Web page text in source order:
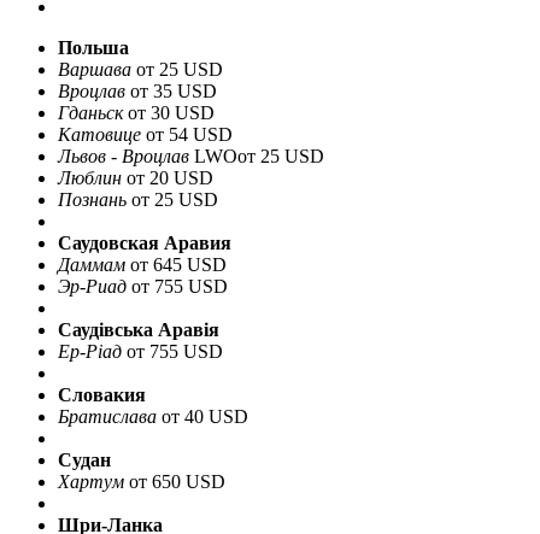
Польша
Варшава от 25 USD
Вроцлав от 35 USD
Гданьск от 30 USD
Катовице от 54 USD
Львов - Вроцлав LWOот 25 USD
Люблин от 20 USD
Познань от 25 USD
Саудовская Аравия
Даммам от 645 USD
Эр-Риад от 755 USD
Саудівська Аравія
Ер-Ріад от 755 USD
Словакия
Братислава от 40 USD
Судан
Хартум от 650 USD
Шри-Ланка